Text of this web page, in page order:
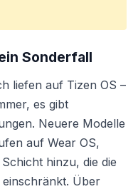
Sonderfall
liefen auf Tizen OS –
es gibt
Neuere Modelle
auf Wear OS,
hinzu, die die
einschränkt. Über